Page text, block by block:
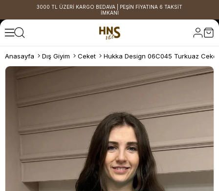
3000 TL ÜZERİ KARGO BEDAVA | PEŞİN FİYATINA 6 TAKSİT
İMKANI
Anasayfa Dış Giyim Ceket Hukka Design 06C045 Turkuaz Ceket